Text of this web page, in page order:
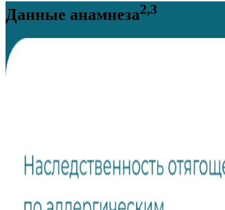
Данные анамнеза2,3